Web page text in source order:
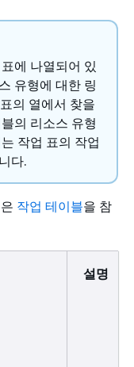
표에 나열되어 있
유형에 대한 링
의 열에서 찾을
의 리소스 유형
작업 표의 작업
다.
작업 테이블을 참
설명